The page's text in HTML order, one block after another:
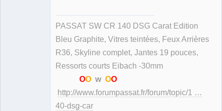
PASSAT SW CR 140 DSG Carat Edition
Bleu Graphite, Vitres teintées, Feux Arrières
R36, Skyline complet, Jantes 19 pouces,
Ressorts courts Eibach -30mm
OO w OO
http://www.forumpassat.fr/forum/topic/1 …
40-dsg-car